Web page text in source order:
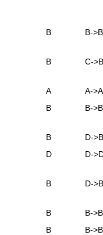
B B->B
B C->B
A
A->A
B B->B
B
D->B
D D-
B D->B
B
B->B
B B->B